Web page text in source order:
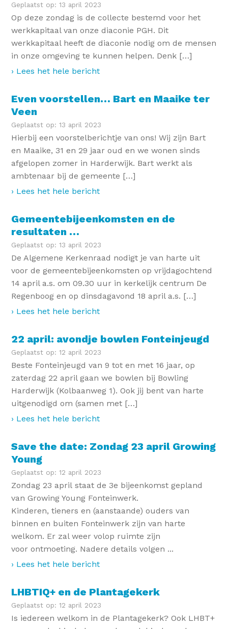
Geplaatst op: 13 april 2023
Op deze zondag is de collecte bestemd voor het
werkkapitaal van onze diaconie PGH. Dit
werkkapitaal heeft de diaconie nodig om de mensen
in onze omgeving te kunnen helpen. Denk […]
› Lees het hele bericht
Even voorstellen… Bart en Maaike ter
Veen
Geplaatst op: 13 april 2023
Hierbij een voorstelberichtje van ons! Wij zijn Bart
en Maaike, 31 en 29 jaar oud en we wonen sinds
afgelopen zomer in Harderwijk. Bart werkt als
ambtenaar bij de gemeente […]
› Lees het hele bericht
Gemeentebijeenkomsten en de
resultaten …
Geplaatst op: 13 april 2023
De Algemene Kerkenraad nodigt je van harte uit
voor de gemeentebijeenkomsten op vrijdagochtend
14 april a.s. om 09.30 uur in kerkelijk centrum De
Regenboog en op dinsdagavond 18 april a.s. […]
› Lees het hele bericht
22 april: avondje bowlen Fonteinjeugd
Geplaatst op: 12 april 2023
Beste Fonteinjeugd van 9 tot en met 16 jaar, op
zaterdag 22 april gaan we bowlen bij Bowling
Harderwijk (Kolbaanweg 1). Ook jij bent van harte
uitgenodigd om (samen met […]
› Lees het hele bericht
Save the date: Zondag 23 april Growing
Young
Geplaatst op: 12 april 2023
Zondag 23 april staat de 3e bijeenkomst gepland
van Growing Young Fonteinwerk.
Kinderen, tieners en (aanstaande) ouders van
binnen en buiten Fonteinwerk zijn van harte
welkom. Er zal weer volop ruimte zijn
voor ontmoeting. Nadere details volgen ...
› Lees het hele bericht
LHBTIQ+ en de Plantagekerk
Geplaatst op: 12 april 2023
Is iedereen welkom in de Plantagekerk? Ook LHBT+